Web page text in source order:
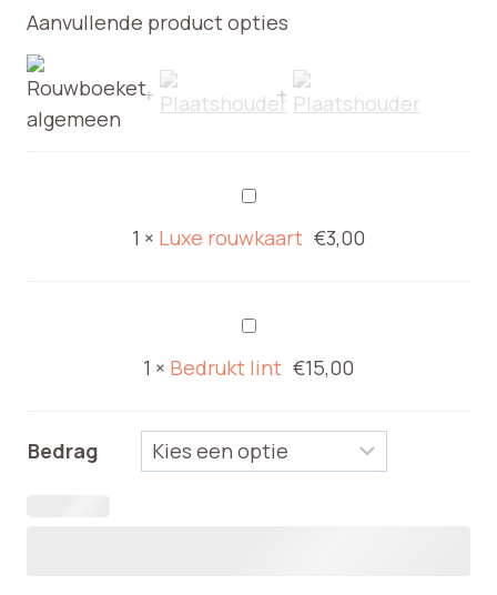
tot
Aanvullende product opties
Luxe
rouwkaart
1 × Luxe rouwkaart €3,00
Bedrukt
lint
1 × Bedrukt lint €15,00
Bedrag